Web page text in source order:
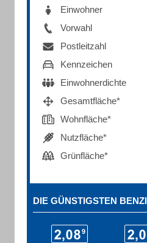
Einwohner
Vorwahl
Postleitzahl
Kennzeichen
Einwohnerdichte
Gesamtfläche*
Wohnfläche*
Nutzfläche*
Grünfläche*
DIE GÜNSTIGSTEN